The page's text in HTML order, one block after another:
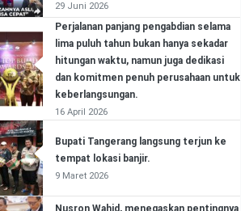
29 Juni 2026
Perjalanan panjang pengabdian selama
lima puluh tahun bukan hanya sekadar
hitungan waktu, namun juga dedikasi
dan komitmen penuh perusahaan untuk
keberlangsungan.
16 April 2026
Bupati Tangerang langsung terjun ke
tempat lokasi banjir.
9 Maret 2026
Nusron Wahid, menegaskan pentingnya